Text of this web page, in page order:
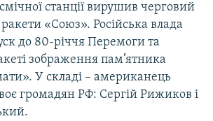
станції вирушив черговий
«Союз». Російська влада
до 80-річчя Перемоги та
зображення пам’ятника
У складі – американець
громадян РФ: Сергій Рижиков і